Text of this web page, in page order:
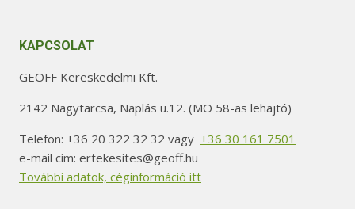
KAPCSOLAT
GEOFF Kereskedelmi Kft.
2142 Nagytarcsa, Naplás u.12. (MO 58-as lehajtó)
Telefon: +36 20 322 32 32 vagy +36 30 161 7501
e-mail cím: ertekesites@geoff.hu
További adatok, céginformáció itt